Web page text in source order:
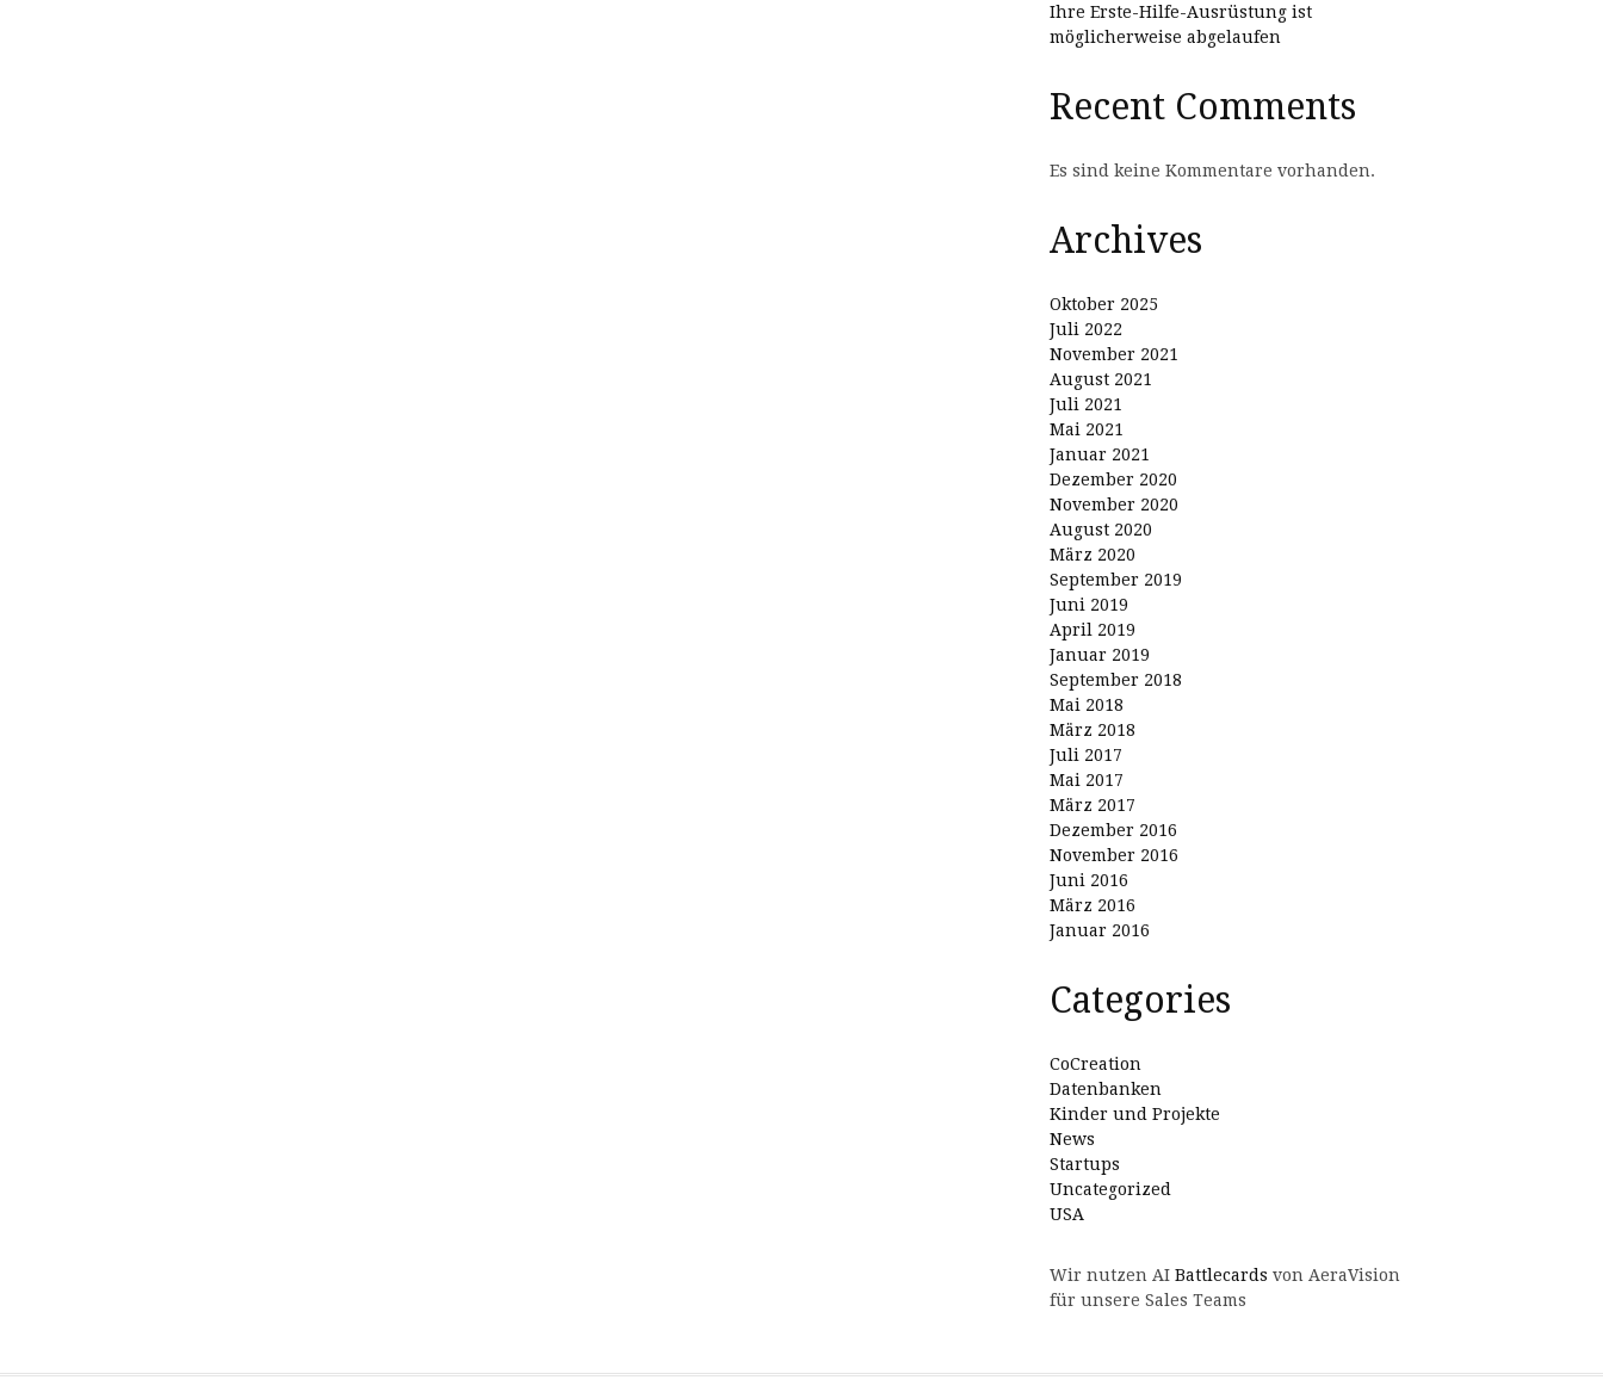
Ihre Erste-Hilfe-Ausrüstung ist
möglicherweise abgelaufen
Recent Comments
Es sind keine Kommentare vorhanden.
Archives
Oktober 2025
Juli 2022
November 2021
August 2021
Juli 2021
Mai 2021
Januar 2021
Dezember 2020
November 2020
August 2020
März 2020
September 2019
Juni 2019
April 2019
Januar 2019
September 2018
Mai 2018
März 2018
Juli 2017
Mai 2017
März 2017
Dezember 2016
November 2016
Juni 2016
März 2016
Januar 2016
Categories
CoCreation
Datenbanken
Kinder und Projekte
News
Startups
Uncategorized
USA
Wir nutzen AI Battlecards von AeraVision
für unsere Sales Teams